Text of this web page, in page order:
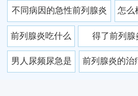
因是什么 有哪些明显症
不同病因的急性前列腺炎
会产生哪些危害？
怎么
前列腺炎吃什么
药管用？患者应
得了前列腺
男人尿频尿急是 前列腺炎的治